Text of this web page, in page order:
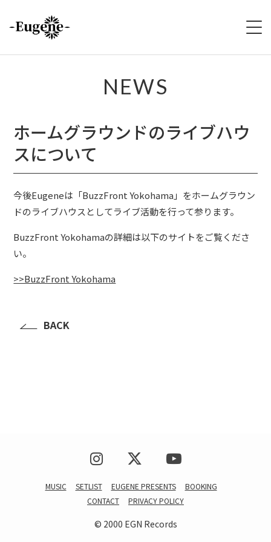
LIVE
DISCOGRAPHY
NEWS
ホームグラウンドのライブハウ
スについて
今後Eugeneは「BuzzFront Yokohama」をホームグラウン
ドのライブハウスとしてライブ活動を行って参ります。
BuzzFront Yokohamaの詳細は以下のサイトをご覧くださ
い。
>>BuzzFront Yokohama
BACK
MUSIC SETLIST EUGENE PRESENTS
BOOKING
CONTACT
PRIVACY POLICY
© 2000 EGN Records